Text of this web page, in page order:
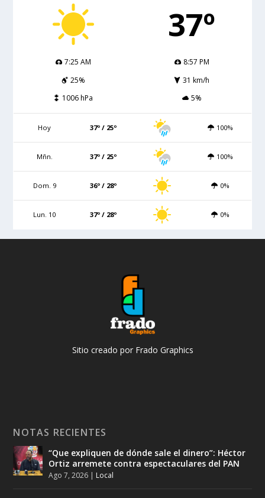
37º
7:25 AM
8:57 PM
25%
31 km/h
1006 hPa
5%
Hoy 37º / 25º 100%
Mñn. 37º / 25º 100%
Dom. 9 36º / 28º 0%
Lun. 10 37º / 28º 0%
Sitio creado por Frado Graphics
NOTAS RECIENTES
“Que expliquen de dónde sale el dinero”: Héctor
Ortiz arremete contra espectaculares del PAN
Ago 7, 2026 | Local